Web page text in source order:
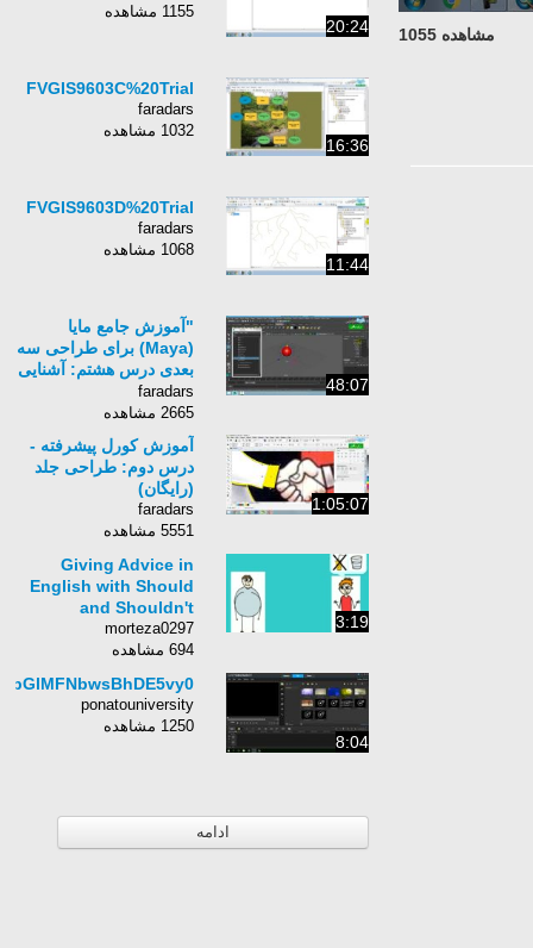
مشاهده 1055 20:24
1155 مشاهده
16:36
FVGIS9603C%20Trial
faradars
1032 مشاهده
11:44
FVGIS9603D%20Trial
faradars
1068 مشاهده
48:07
"آموزش جامع مایا
(Maya) برای طراحی سه
بعدی درس هشتم: آشنایی
با تکنیک های ایجاد
قالب پروژه های عملی "
faradars
2665 مشاهده
1:05:07
آموزش کورل پیشرفته -
درس دوم: طراحی جلد
(رایگان)
faradars
5551 مشاهده
3:19
Giving Advice in
English with Should
and Shouldn't
morteza0297
694 مشاهده
8:04
ponatouniversity
1250 مشاهده
ادامه